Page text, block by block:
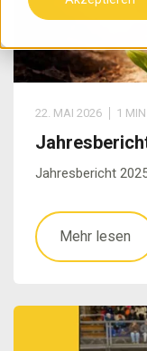
22. MAI 2026 1
Jahresbericht
Mehr lesen